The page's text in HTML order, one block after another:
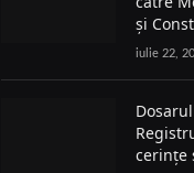
și
iulie 22,
cerințe